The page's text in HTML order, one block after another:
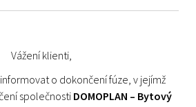
Vážení klienti,
o dokončení fúze, v jejímž
společnosti DOMOPLAN – Bytový